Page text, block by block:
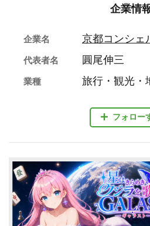
企業情
フォロー
企業名 京都コンシェ
代表者名 圓尾伸三
業種 旅行・観光・